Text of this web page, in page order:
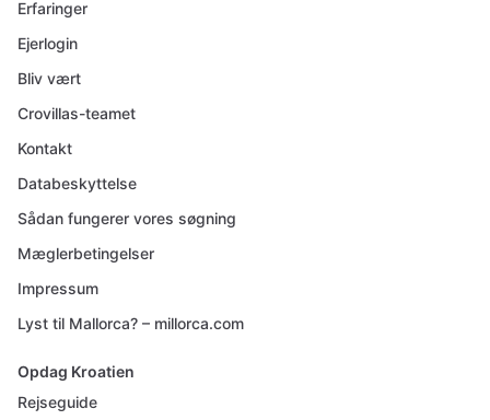
Erfaringer
Ejerlogin
Bliv vært
Crovillas-teamet
Kontakt
Databeskyttelse
Sådan fungerer vores søgning
Mæglerbetingelser
Impressum
Lyst til Mallorca? – millorca.com
Opdag Kroatien
Rejseguide